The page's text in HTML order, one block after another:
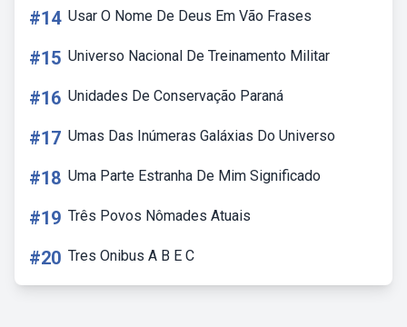
#14 Usar O Nome De Deus Em Vão Frases
#15 Universo Nacional De Treinamento Militar
#16 Unidades De Conservação Paraná
#17 Umas Das Inúmeras Galáxias Do Universo
#18 Uma Parte Estranha De Mim Significado
#19 Três Povos Nômades Atuais
#20 Tres Onibus A B E C